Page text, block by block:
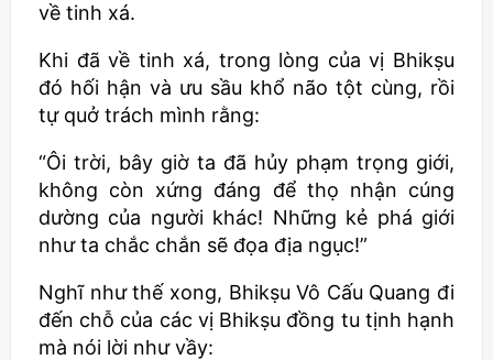
về tinh xá.
Khi đã về tinh xá, trong lòng của vị Bhikṣu
đó hối hận và ưu sầu khổ não tột cùng, rồi
tự quở trách mình rằng:
“Ôi trời, bây giờ ta đã hủy phạm trọng giới,
không còn xứng đáng để thọ nhận cúng
dường của người khác! Những kẻ phá giới
như ta chắc chắn sẽ đọa địa ngục!”
Nghĩ như thế xong, Bhikṣu Vô Cấu Quang đi
đến chỗ của các vị Bhikṣu đồng tu tịnh hạnh
mà nói lời như vầy: